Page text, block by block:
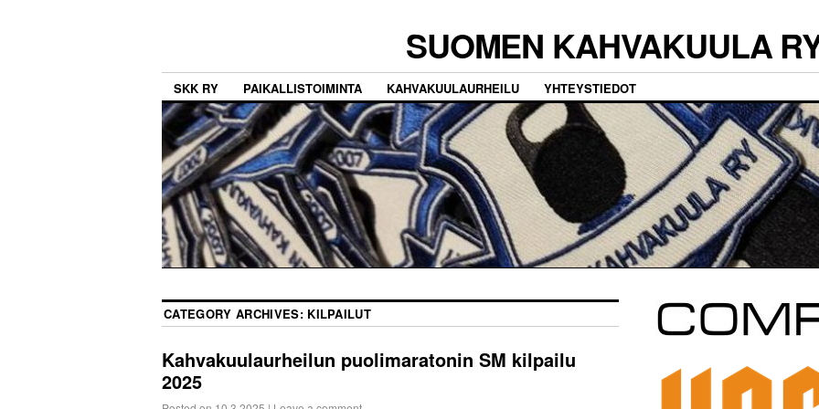
SUOMEN KAHVAKUULA
SKK RY PAIKALLISTOIMINTA KAHVAKUULAURHEILU YHTEYSTIEDOT
CATEGORY ARCHIVES: KILPAILUT
Kahvakuulaurheilun puolimaratonin SM kilpailu
2025